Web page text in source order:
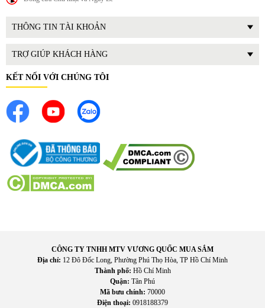
Người đang chỉnh nha thường khó làm sạch kẽ răng. Bàn
chải điện với đầu nhỏ và rung mạnh giúp làm sạch quanh
Nhờ tính năng hẹn giờ và nhắc chuyển vùng, sản phẩm giúp
người dùng – đặc biệt là trẻ lớn – duy trì thói quen đánh
răng đúng cách mỗi ngày.
THÔNG TIN TÀI KHOẢN
TRỢ GIÚP KHÁCH HÀNG
KẾT NỐI VỚI CHÚNG TÔI
CÔNG TY TNHH MTV VƯƠNG QUỐC MUA SẮM
Địa chỉ: 12 Đô Đốc Long, Phường Phú Thọ Hòa, TP Hồ Chí Minh
Thành phố: Hồ Chí Minh
Quận: Tân Phú
Mã bưu chính: 70000
Điện thoại: 0918188379